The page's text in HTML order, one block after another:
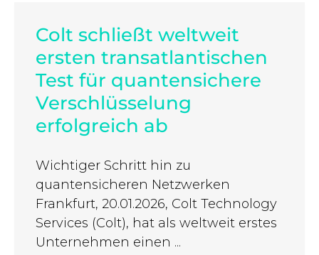
Colt schließt weltweit
ersten transatlantischen
Test für quantensichere
Verschlüsselung
erfolgreich ab
Wichtiger Schritt hin zu
quantensicheren Netzwerken
Frankfurt, 20.01.2026, Colt Technology
Services (Colt), hat als weltweit erstes
Unternehmen einen ...